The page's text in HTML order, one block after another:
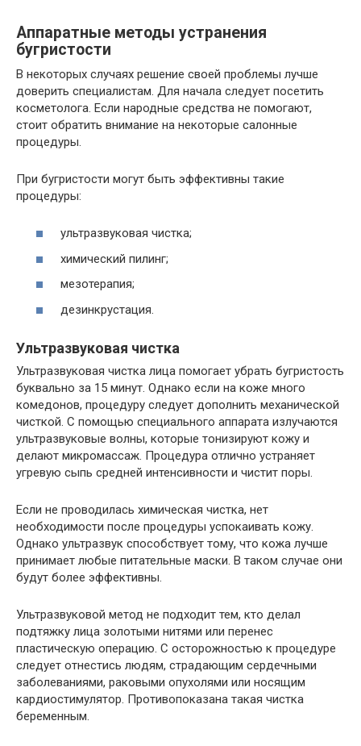
Аппаратные методы устранения
бугристости
В некоторых случаях решение своей проблемы лучше
доверить специалистам. Для начала следует посетить
косметолога. Если народные средства не помогают,
стоит обратить внимание на некоторые салонные
процедуры.
При бугристости могут быть эффективны такие
процедуры:
ультразвуковая чистка;
химический пилинг;
мезотерапия;
дезинкрустация.
Ультразвуковая чистка
Ультразвуковая чистка лица помогает убрать бугристость
буквально за 15 минут. Однако если на коже много
комедонов, процедуру следует дополнить механической
чисткой. С помощью специального аппарата излучаются
ультразвуковые волны, которые тонизируют кожу и
делают микромассаж. Процедура отлично устраняет
угревую сыпь средней интенсивности и чистит поры.
Если не проводилась химическая чистка, нет
необходимости после процедуры успокаивать кожу.
Однако ультразвук способствует тому, что кожа лучше
принимает любые питательные маски. В таком случае они
будут более эффективны.
Ультразвуковой метод не подходит тем, кто делал
подтяжку лица золотыми нитями или перенес
пластическую операцию. С осторожностью к процедуре
следует отнестись людям, страдающим сердечными
заболеваниями, раковыми опухолями или носящим
кардиостимулятор. Противопоказана такая чистка
беременным.